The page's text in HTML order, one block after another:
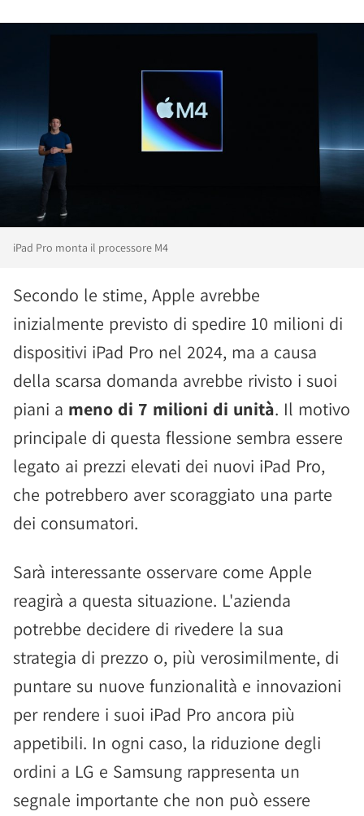
iPad Pro monta il processore M4
Secondo le stime, Apple avrebbe
inizialmente previsto di spedire 10 milioni di
dispositivi iPad Pro nel 2024, ma a causa
della scarsa domanda avrebbe rivisto i suoi
piani a meno di 7 milioni di unità. Il motivo
principale di questa flessione sembra essere
legato ai prezzi elevati dei nuovi iPad Pro,
che potrebbero aver scoraggiato una parte
dei consumatori.
Sarà interessante osservare come Apple
reagirà a questa situazione. L'azienda
potrebbe decidere di rivedere la sua
strategia di prezzo o, più verosimilmente, di
puntare su nuove funzionalità e innovazioni
per rendere i suoi iPad Pro ancora più
appetibili. In ogni caso, la riduzione degli
ordini a LG e Samsung rappresenta un
segnale importante che non può essere